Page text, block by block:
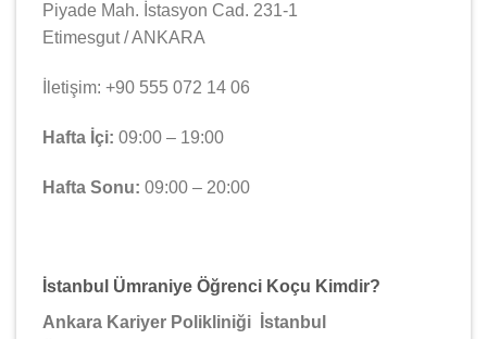
Piyade Mah. İstasyon Cad. 231-1
Etimesgut / ANKARA
İletişim: +90 555 072 14 06
Hafta İçi: 09:00 – 19:00
Hafta Sonu: 09:00 – 20:00
İstanbul Ümraniye Öğrenci Koçu Kimdir?
Ankara Kariyer Polikliniği İstanbul